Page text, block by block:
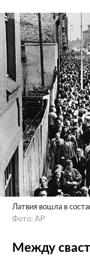
Латвия вошла в
Фото: AP
Между